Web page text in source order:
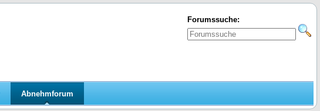
Forumssuche:
Abnehmforum